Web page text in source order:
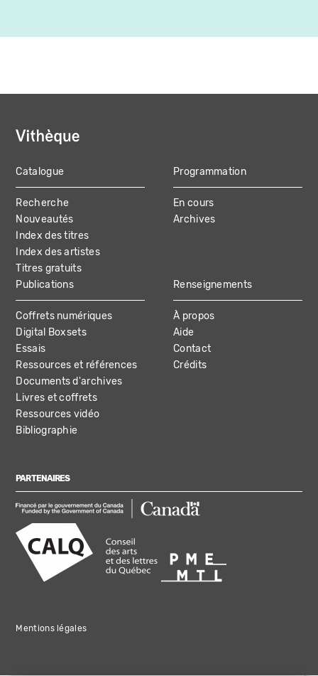
MAIN
NAVIGATION
Catalogue
Recherche
Nouveautés
Index des titres
Index des artistes
Titres gratuits
Programmation
En cours
Archives
Publications
Coffrets numériques
Digital Boxsets
Essais
Ressources et références
Documents d'archives
Livres et coffrets
Ressources vidéo
Bibliographie
Renseignements
À propos
Aide
Contact
Crédits
PARTENAIRES
Mentions légales